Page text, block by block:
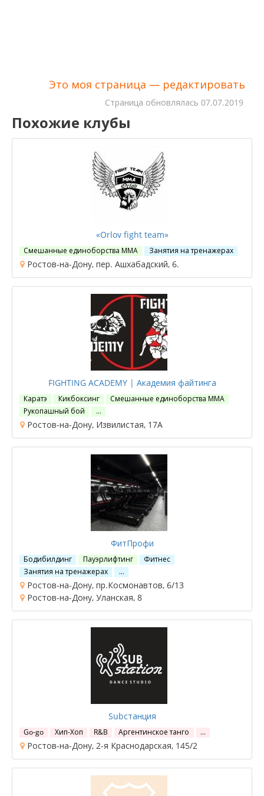
Это моя страница — редактировать
Cтраница обновлялась 07.07.2019
Похожие клубы
«Orlov fight team»
Смешанные единоборства ММА Занятия на тренажерах
Ростов-на-Дону, пер. Ашхабадский, 6.
FIGHTING ACADEMY | Академия файтинга
Каратэ Кикбоксинг
Смешанные единоборства ММА
Рукопашный бой
…
Ростов-на-Дону, Извилистая, 17А
ФитПрофи
Бодибилдинг Пауэрлифтинг
Фитнес
Занятия на тренажерах
…
Ростов-на-Дону, пр.Космонавтов, 6/13
Ростов-на-Дону, Уланская, 8
Subстанция
Go-go Хип-Хоп R&B Аргентинское танго …
Ростов-на-Дону, 2-я Краснодарская, 145/2